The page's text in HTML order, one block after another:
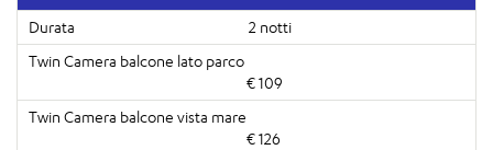
2 notti
€ 109
€ 126